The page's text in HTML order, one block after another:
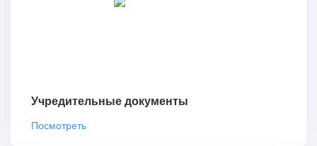
Учредительные документы
Посмотреть